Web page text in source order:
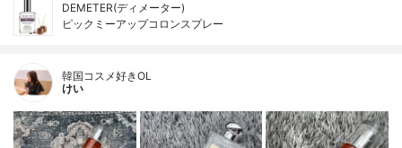
DEMETER(ディメーター)
ピックミーアップコロンスプレー
韓国コスメ好きOL
けい